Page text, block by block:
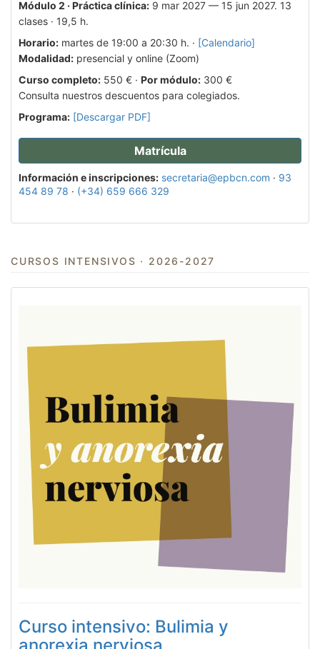
Módulo 2 · Práctica clínica: 9 mar 2027 — 15 jun 2027. 13
clases · 19,5 h.
Horario: martes de 19:00 a 20:30 h. · [Calendario]
Modalidad: presencial y online (Zoom)
Curso completo: 550 € · Por módulo: 300 €
Consulta nuestros descuentos para colegiados.
Programa: [Descargar PDF]
Matrícula
Información e inscripciones: secretaria@epbcn.com · 93
454 89 78 · (+34) 659 666 329
CURSOS INTENSIVOS · 2026-2027
Curso intensivo: Bulimia y